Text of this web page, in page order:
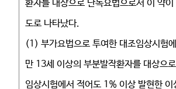
환자를 대상으로 단독요법으로서 이 약
도로 나타났다.
(1) 부가요법으로 투여한 대조임상시험
만 13세 이상의 부분발작환자를 대상으
임상시험에서 적어도 1% 이상 발현한